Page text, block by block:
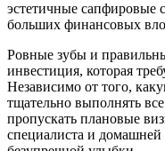
эстетичные сапфировые
больших финансовых
Ровные зубы и
инвестиция, которая
Независимо от того,
тщательно выполнять
пропускать плановые
специалиста и